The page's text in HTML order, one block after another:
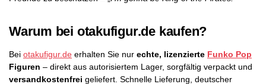
Warum bei otakufigur.de kaufen?
Bei otakufigur.de erhalten Sie nur echte, lizenzierte Funko Pop
Figuren – direkt aus autorisiertem Lager, sorgfältig verpackt und
versandkostenfrei geliefert. Schnelle Lieferung, deutscher